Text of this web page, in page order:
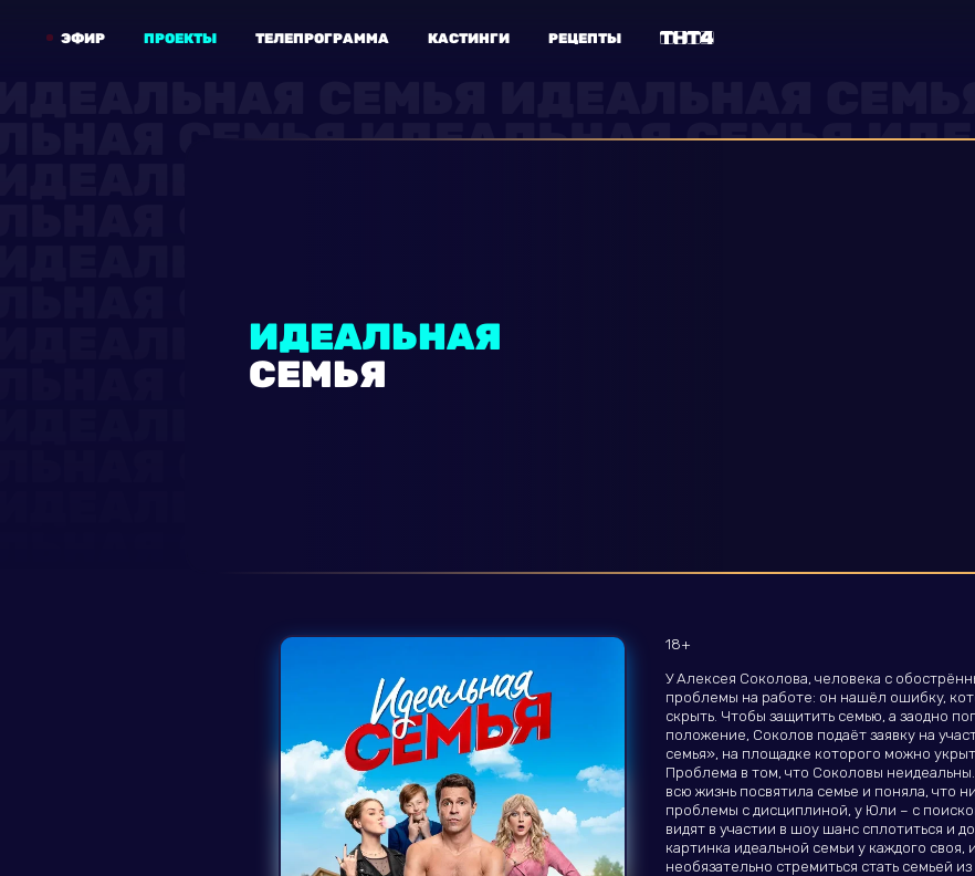
ЭФИР ПРОЕКТЫ ТЕЛЕПРОГРАММА КАСТИНГИ РЕЦЕПТЫ
ИДЕАЛЬНАЯ
СЕМЬЯ
18+
У Алексея Соколова, человека с
проблемы на работе: он нашёл ошибку,
скрыть. Чтобы защитить семью, а заодно
положение, Соколов подаёт заявку на
семья», на площадке которого можно
Проблема в том, что Соколовы
всю жизнь посвятила семье и поняла, что
проблемы с дисциплиной, у Юли – с
видят в участии в шоу шанс сплотиться и
картинка идеальной семьи у каждого своя,
необязательно стремиться стать семьей